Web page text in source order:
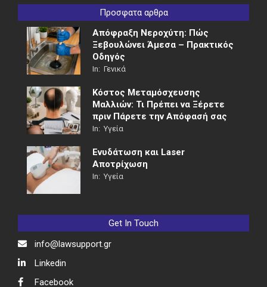
Προσφατα αρθρα
Απόφραξη Νεροχύτη: Πώς
Ξεβουλώνει Άμεσα – Πρακτικός
Οδηγός
In: Γενικά
Κόστος Μεταμόσχευσης
Μαλλιών: Τι Πρέπει να Ξέρετε
πριν Πάρετε την Απόφασή σας
In: Υγεία
Ενυδάτωση και Laser
Αποτρίχωση
In: Υγεία
Get In Touch
info@lawsupport.gr
Linkedin
Facebook